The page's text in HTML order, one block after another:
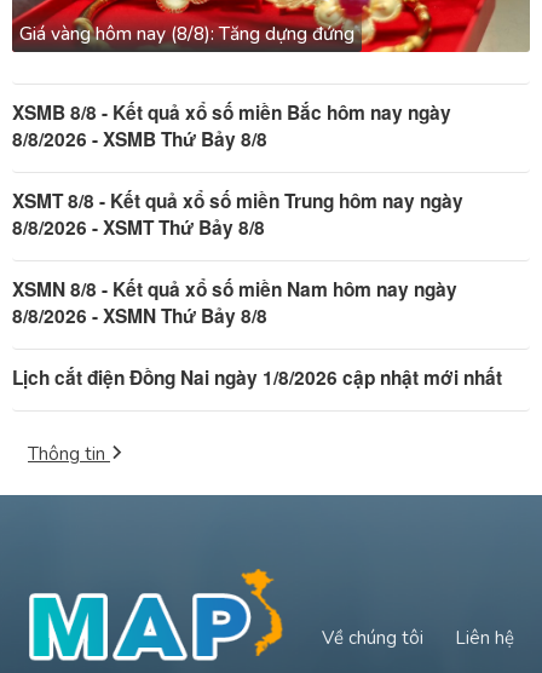
Giá vàng hôm nay (8/8): Tăng dựng đứng
XSMB 8/8 - Kết quả xổ số miền Bắc hôm nay ngày
8/8/2026 - XSMB Thứ Bảy 8/8
XSMT 8/8 - Kết quả xổ số miền Trung hôm nay ngày
8/8/2026 - XSMT Thứ Bảy 8/8
XSMN 8/8 - Kết quả xổ số miền Nam hôm nay ngày
8/8/2026 - XSMN Thứ Bảy 8/8
Lịch cắt điện Đồng Nai ngày 1/8/2026 cập nhật mới nhất
Thông tin
Về chúng tôi Liên hệ